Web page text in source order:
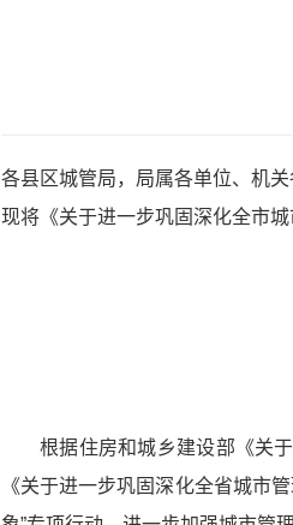
各县区城管局，局属各单位、机关
现将 《关于进一步巩固深化全市
根据住房和城乡建设部 《关
《关于进一步巩固深化全省城市